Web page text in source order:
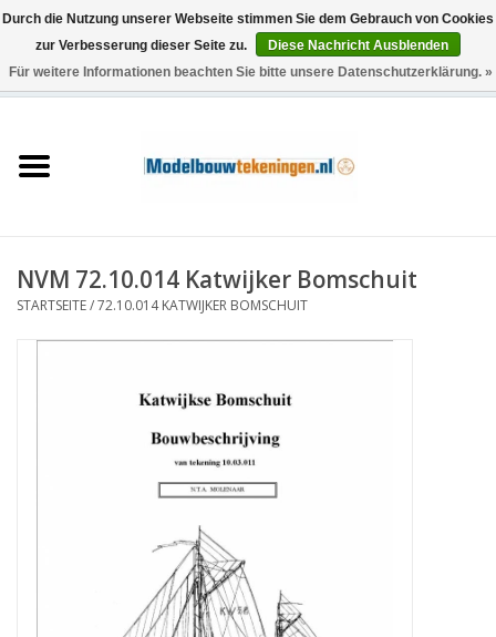
0 Artikel - €0,00
Schiffe
Holzbau
Neue Zeichnungen
NVM 72.10.014 Katwijker Bomschuit
STARTSEITE/72.10.014 KATWIJKER BOMSCHUIT
Durch die Nutzung unserer Webseite stimmen Sie dem Gebrauch von Cookies
zur Verbesserung dieser Seite zu.
Diese Nachricht Ausblenden
Für weitere Informationen beachten Sie bitte unsere Datenschutzerklärung. »